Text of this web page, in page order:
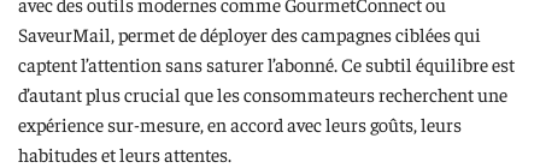
SaveurMail, permet de déployer des campagnes ciblées qui
captent l’attention sans saturer l’abonné. Ce subtil équilibre est
d’autant plus crucial que les consommateurs recherchent une
expérience sur-mesure, en accord avec leurs goûts, leurs
habitudes et leurs attentes.